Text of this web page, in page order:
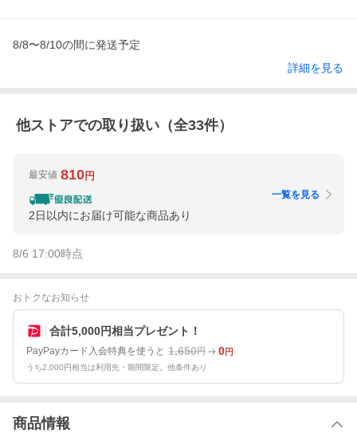
8/8〜8/10の間に発送予定
詳細を見る
他ストアでの取り扱い（全33件）
最安値 810円
2日以内にお届け可能な商品あり
一覧を見る
8/6 17:00時点
おトクなお知らせ
合計5,000円相当プレゼント！
PayPayカード入会特典を使うと 1,650円 0円
うち2,000円相当は利用先・期間限定。他条件あり
商品情報